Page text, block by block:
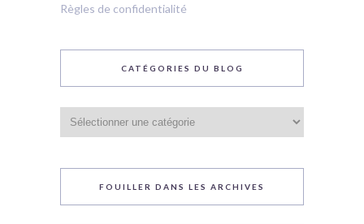
Règles de confidentialité
CATÉGORIES DU BLOG
du
blog
FOUILLER DANS LES ARCHIVES